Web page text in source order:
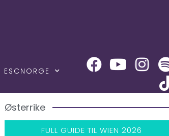
ESCNORGE
Østerrike
FULL GUIDE TIL WIEN 2026